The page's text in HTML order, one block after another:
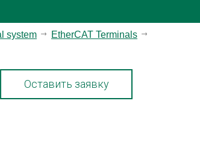
system
EtherCAT Terminals
Оставить заявку